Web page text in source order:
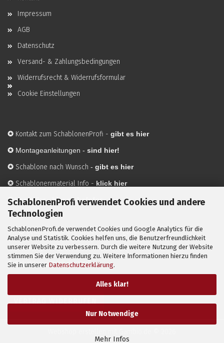
SchablonenProfi verwendet Cookies und andere
Technologien
SchablonenProfi.de verwendet Cookies und Google Analytics für die
Analyse und Statistik. Cookies helfen uns, die Benutzerfreundlichkeit
unserer Website zu verbessern. Durch die weitere Nutzung der Website
stimmen Sie der Verwendung zu. Weitere Informationen hierzu finden
Sie in unserer Datenschutzerklärung.
Alles klar!
Nur Notwendige
Mehr Infos
Impressum
AGB
Datenschutz
Versand- & Zahlungsbedingungen
Widerrufsrecht & Widerrufsformular
Cookie Einstellungen
✪ Kontakt zum SchablonenProfi - gibt es hier
✪ Montageanleitungen - sind hier!
✪ Schablone nach Wunsch - gibt es hier
✪ Schablonenmaterial Info - klick hier
✪Hersteller-hier mehr Infos
Mit ✪ gekennzeichnete Bilder sind KI-generierte
Anwendungsbeispiele zur Visualisierung der Motive.
© SchablonenProfi.de2026